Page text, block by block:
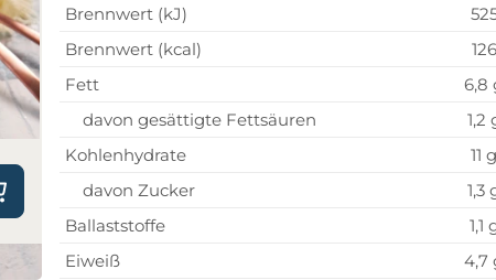
Brennwert (kJ)
Brennwert (kcal)
126
Fett
6,8
davon gesättigte Fettsäuren
1,2
Kohlenhydrate
11 g
davon Zucker
1,3
Ballaststoffe
1,1
Eiweiß
4,7